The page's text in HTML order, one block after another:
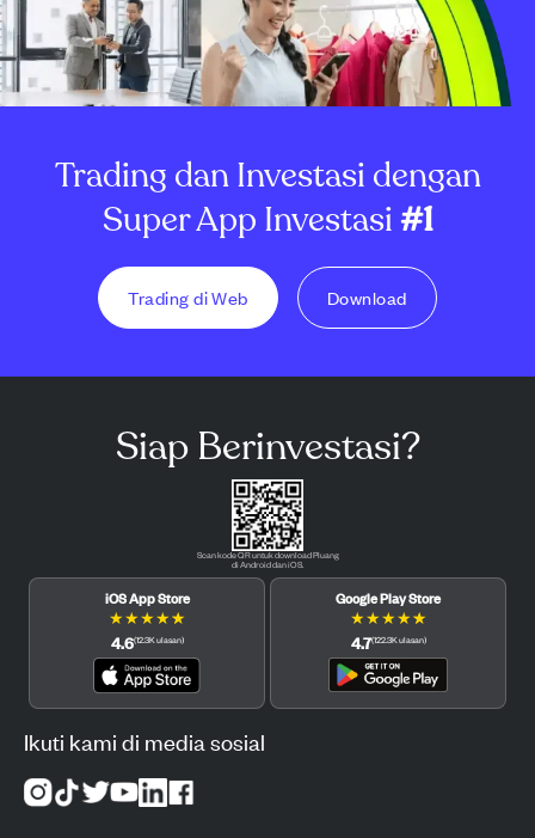
Trading dan Investasi dengan
Super App Investasi#1
Trading di Web Download
Siap Berinvestasi?
Scan kode QR untuk download Pluang
di Android dan iOS.
iOS App Store
★★★★★
4.6(12.3Kulasan)
Google Play Store
★★★★★
4.7(122.3Kulasan)
Ikuti kami di media sosial